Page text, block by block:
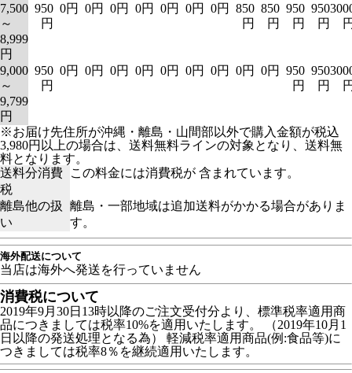
7,500
～
8,999
円
950
円
0円 0円 0円 0円 0円 0円 0円
850
円
850
円
950
円
950
円
9,000
～
9,799
円
950
円
0円 0円 0円 0円 0円 0円 0円 0円 0円
950
円
950
円
※お届け先住所が沖縄・離島・山間部以外で購入金額が税込
3,980円以上の場合は、送料無料ラインの対象となり、送料無
料となります。
送料分消費
税
この料金には消費税が 含まれています。
離島他の扱
い
離島・一部地域は追加送料がかかる場合がありま
す。
海外配送について
当店は海外へ発送を行っていません
消費税について
2019年9月30日13時以降のご注文受付分より、標準税率適用商
品につきましては税率10%を適用いたします。 （2019年10月1
日以降の発送処理となる為） 軽減税率適用商品(例:食品等)に
つきましては税率8％を継続適用いたします。